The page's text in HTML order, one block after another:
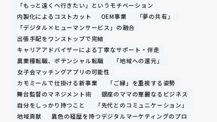
「もっと遠くへ行きたい」というモチベーション
内製化によるコストカット
OEM事業
「夢の共有」
「デジタル×ヒューマンサービス」の融合
出張手配をワンストップで完結
キャリアアドバイザーによる丁寧なサポート・伴走
異業種転職、ポテンシャル転職
「地域への還元」
女子会マッチングアプリの可能性
カモミールで仕掛ける新事業
「ご縁」を重視する姿勢
舞台監督のマネジメント術
銀座のママの華麗なるビジネス
自分をしっかり持つこと
「先代とのコミュニケーション」
地域貢献
異色の経歴を持つデジタルマーケティングのプロ